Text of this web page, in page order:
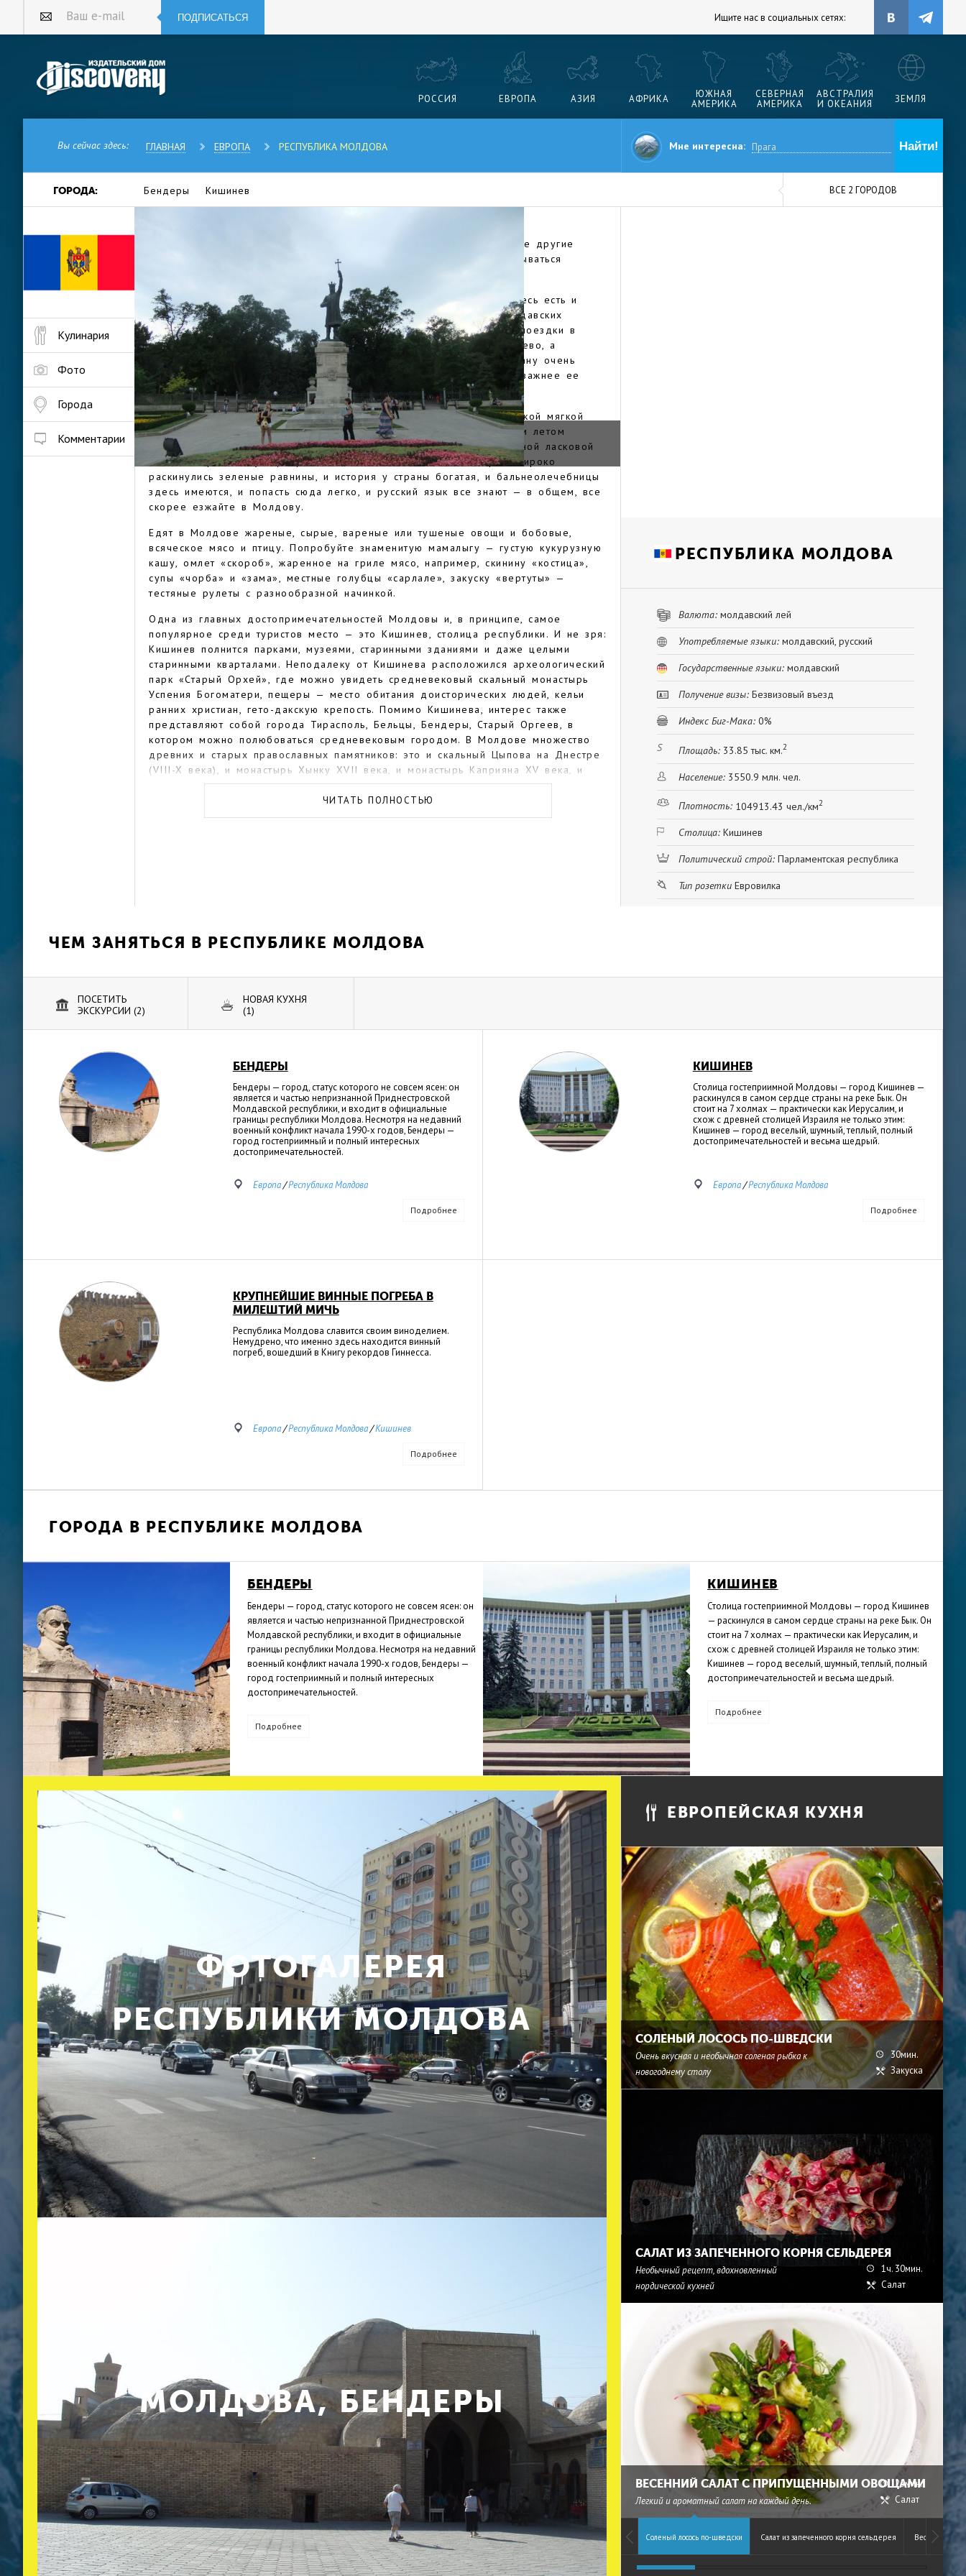
Ваш e-mail ПОДПИСАТЬСЯ Ищите нас в социальных сетях:
РОССИЯ ЕВРОПА АЗИЯ АФРИКА
ЮЖНАЯ
АМЕРИКА
СЕВЕРНАЯ
АМЕРИКА
АВСТРАЛИЯ
И ОКЕАНИЯ
ЗЕМЛЯ
Вы сейчас здесь: ГЛАВНАЯ ЕВРОПА РЕСПУБЛИКА МОЛДОВА Мне интересна:
ГОРОДА: Бендеры Кишинев ВСЕ 2 ГОРОДОВ
Кулинария
Фото
Города
Комментарии РЕСПУБЛИКА МОЛДОВА
Молдавией Молдову давно называют только в России: как и многие другие
бывшие союзные республики, Молдова отстаивает свое право называться
соответственно собственным языку и культуре.
Республика Молдова — государство небогатое, но прекрасное: здесь есть и
древние религиозные памятники, и хмельное вино с широких молдавских
виноградников, и вкусная еда, и природная красота. Кроме того, поездки в
Молдову не в пример многим странам обходятся достаточно дешево, а
туристов здесь при этом не так много, что может сделать эту страну очень
привлекательной для туриста, которому удовольствие от поездки важнее ее
статусности.
В Молдове и климат приятный: умеренно-континентальный, с короткой мягкой
зимой (температура в январе около — 4 градусов), жарким долгим летом
(средняя июльская температура — около 21 градуса тепла) и нежной ласковой
осенью, и реки текут прекрасные — взять хоть тот же Днестр, и широко
раскинулись зеленые равнины, и история у страны богатая, и бальнеолечебницы
здесь имеются, и попасть сюда легко, и русский язык все знают — в общем, все
скорее езжайте в Молдову.
Едят в Молдове жареные, сырые, вареные или тушеные овощи и бобовые,
всяческое мясо и птицу. Попробуйте знаменитую мамалыгу — густую кукурузную
кашу, омлет «скороб», жаренное на гриле мясо, например, скинину «костица»,
супы «чорба» и «зама», местные голубцы «сарлале», закуску «вертуты» —
тестяные рулеты с разнообразной начинкой.
Одна из главных достопримечательностей Молдовы и, в принципе, самое
популярное среди туристов место — это Кишинев, столица республики. И не зря:
Кишинев полнится парками, музеями, старинными зданиями и даже целыми
старинными кварталами. Неподалеку от Кишинева расположился археологический
парк «Старый Орхей», где можно увидеть средневековый скальный монастырь
Успения Богоматери, пещеры — место обитания доисторических людей, кельи
ранних христиан, гето-дакскую крепость. Помимо Кишинева, интерес также
представляют собой города Тирасполь, Бельцы, Бендеры, Старый Оргеев, в
котором можно полюбоваться средневековым городом. В Молдове множество
древних и старых православных памятников: это и скальный Цыпова на Днестре
(VIII-X века), и монастырь Хынку XVII века, и монастырь Каприяна XV века, и
Свято-Троицкий монастырь в деревне Сахарна, монастырь на реке Реут и
монастырь Курки в Оргеевском районе. В Сахарне также имеется невероятно
красивый водопад. В деревне Сорока есть цитадель XV столетия, построенная
ЧИТАТЬ ПОЛНОСТЬЮ
РЕСПУБЛИКА МОЛДОВА
Валюта: молдавский лей
Употребляемые языки: молдавский, русский
Государственные языки: молдавский
Получение визы: Безвизовый въезд
Индекс Биг-Мака: 0%
Площадь: 33.85 тыс. км.2
Население: 3550.9 млн. чел.
Плотность: 104913.43 чел./км2
Столица: Кишинев
Политический строй: Парламентская республика
Тип розетки Евровилка
ЧЕМ ЗАНЯТЬСЯ В РЕСПУБЛИКЕ МОЛДОВА
ПОСЕТИТЬ
ЭКСКУРСИИ (2)
НОВАЯ КУХНЯ
(1)
БЕНДЕРЫ
Бендеры — город, статус которого не совсем ясен: он
является и частью непризнанной Приднестровской
Молдавской республики, и входит в официальные
границы республики Молдова. Несмотря на недавний
военный конфликт начала 1990-х годов, Бендеры —
город гостеприимный и полный интересных
достопримечательностей.
Европа/Республика Молдова
Подробнее
КИШИНЕВ
Столица гостеприимной Молдовы — город Кишинев —
раскинулся в самом сердце страны на реке Бык. Он
стоит на 7 холмах — практически как Иерусалим, и
схож с древней столицей Израиля не только этим:
Кишинев — город веселый, шумный, теплый, полный
достопримечательностей и весьма щедрый.
Европа/Республика Молдова
Подробнее
КРУПНЕЙШИЕ ВИННЫЕ ПОГРЕБА В
МИЛЕШТИЙ МИЧЬ
Республика Молдова славится своим виноделием.
Немудрено, что именно здесь находится винный
погреб, вошедший в Книгу рекордов Гиннесса.
Европа/Республика Молдова/Кишинев
Подробнее
ГОРОДА В РЕСПУБЛИКЕ МОЛДОВА
БЕНДЕРЫ
Бендеры — город, статус которого не совсем ясен: он
является и частью непризнанной Приднестровской
Молдавской республики, и входит в официальные
границы республики Молдова. Несмотря на недавний
военный конфликт начала 1990-х годов, Бендеры —
город гостеприимный и полный интересных
достопримечательностей.
Подробнее
КИШИНЕВ
Столица гостеприимной Молдовы — город Кишинев
— раскинулся в самом сердце страны на реке Бык. Он
стоит на 7 холмах — практически как Иерусалим, и
схож с древней столицей Израиля не только этим:
Кишинев — город веселый, шумный, теплый, полный
достопримечательностей и весьма щедрый.
Подробнее
ФОТОГАЛЕРЕЯ
РЕСПУБЛИКИ МОЛДОВА
МОЛДОВА, БЕНДЕРЫ
ЕВРОПЕЙСКАЯ КУХНЯ
СОЛЕНЫЙ ЛОСОСЬ ПО-ШВЕДСКИ
Очень вкусная и необычная соленая рыбка к
новогоднему столу
30мин.
Закуска
САЛАТ ИЗ ЗАПЕЧЕННОГО КОРНЯ СЕЛЬДЕРЕЯ
Необычный рецепт, вдохновленный
нордической кухней
1ч. 30мин.
Салат
ВЕСЕННИЙ САЛАТ С ПРИПУЩЕННЫМИ ОВОЩАМИ
Легкий и ароматный салат на каждый день.
25мин.
Салат
Соленый лосось по-шведски Салат из запеченного корня сельдерея Весенний